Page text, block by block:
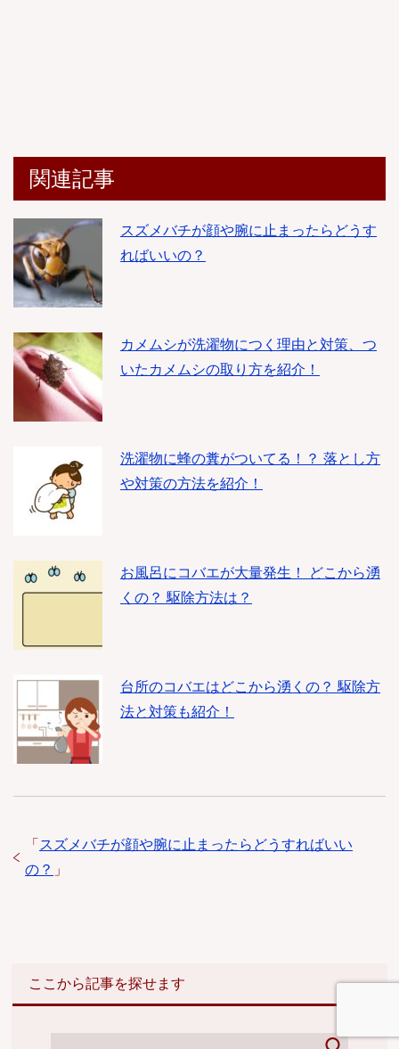
関連記事
スズメバチが顔や腕に止まったらどうす
ればいいの？
カメムシが洗濯物につく理由と対策、つ
いたカメムシの取り方を紹介！
洗濯物に蜂の糞がついてる！？ 落とし方
や対策の方法を紹介！
お風呂にコバエが大量発生！ どこから湧
くの？ 駆除方法は？
台所のコバエはどこから湧くの？ 駆除方
法と対策も紹介！
「 スズメバチが顔や腕に止まったらどうすればいい
の？ 」
ここから記事を探せます